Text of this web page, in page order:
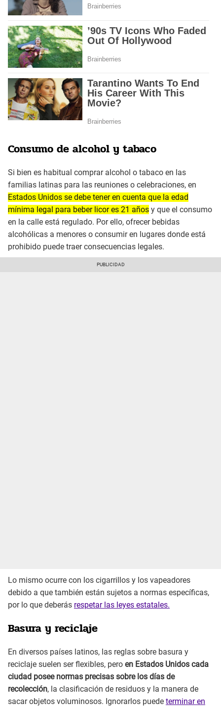
Consumo de alcohol y tabaco
Si bien es habitual comprar alcohol o tabaco en las
familias latinas para las reuniones o celebraciones, en
Estados Unidos se debe tener en cuenta que la edad
mínima legal para beber licor es 21 años y que el consumo
en la calle está regulado. Por ello, ofrecer bebidas
alcohólicas a menores o consumir en lugares donde está
prohibido puede traer consecuencias legales.
Lo mismo ocurre con los cigarrillos y los vapeadores
debido a que también están sujetos a normas específicas,
por lo que deberás respetar las leyes estatales.
Basura y reciclaje
En diversos países latinos, las reglas sobre basura y
reciclaje suelen ser flexibles, pero en Estados Unidos cada
ciudad posee normas precisas sobre los días de
recolección, la clasificación de residuos y la manera de
sacar objetos voluminosos. Ignorarlos puede terminar en